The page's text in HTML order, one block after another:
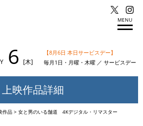
MENU
6 [木]
【8月6日 本日サービスデー】
毎月1日・月曜・木曜 ／ サービスデー
上映作品詳細
作品> 女と男のいる舗道 4Kデジタル・リマスター